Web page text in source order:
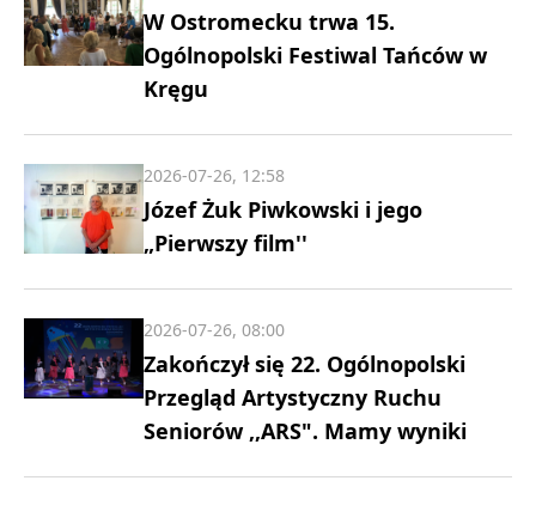
W Ostromecku trwa 15.
Ogólnopolski Festiwal Tańców w
Kręgu
Józef Żuk Piwkowski i jego
„Pierwszy film''
2026-07-26, 12:58
Zakończył się 22. Ogólnopolski
Przegląd Artystyczny Ruchu
Seniorów ,,ARS". Mamy wyniki
2026-07-26, 08:00